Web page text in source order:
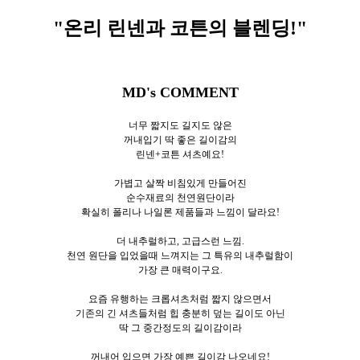
"온리 린넨과 코튼의 블렌딩!"
MD's COMMENT
너무 짧지도 길지도 않은
꺼내입기 딱 좋은 길이감의
린넨+코튼 셔츠예요!
가볍고 살짝 비침있게 만들어진
순수재료의 천연원단이라
확실히 폴리나 나일론 제품들과 느낌이 달라요!
더 내추럴하고, 고급스런 느낌.
천연 원단을 입었을때 느껴지는 그 특유의 내추럴함이
가장 큰 매력이구요.
요즘 유행하는 크롭셔츠처럼 짧지 않으면서
기존의 긴 셔츠들처럼 힙 충분히 덮는 길이도 아닌
딱 그 중간정도의 길이감이라
꺼내어 입으면 가장 예쁜 길이감 나오네요!